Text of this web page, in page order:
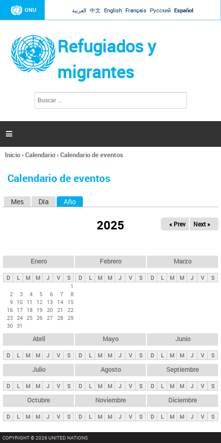
Jump to navigation
ONU العربية 中文 English Français Русский Español
Refugiados y
migrantes
l
d
s

Se
usted
Inicio›Calendario›Calendario de eventos
Calendario de eventos
s
p
n
c
i
p
l
e
s
Mes Día Año
2025 « Prev Next »
Enero
D L M M J V
S
1
2
3 4 5 6 7
8
9 10 11 12 13 14
15
16 17 18 19 20 21
22
23 24 25 26 27 28 29
30 31
Febrero
D L M M J V S
Marzo
D L M M J V S
Abril
D L M M J V S
Mayo
D L M M J V S
Junio
D L M M J V S
Julio
D L M M J V S
Agosto
D L M M J V S
Septiembre
D L M M J V S
Octubre
D L M M J V S
Noviembre
D L M M J V S
Diciembre
D L M M J V S
COPYRIGHT © 2026 UNITED NATIONS